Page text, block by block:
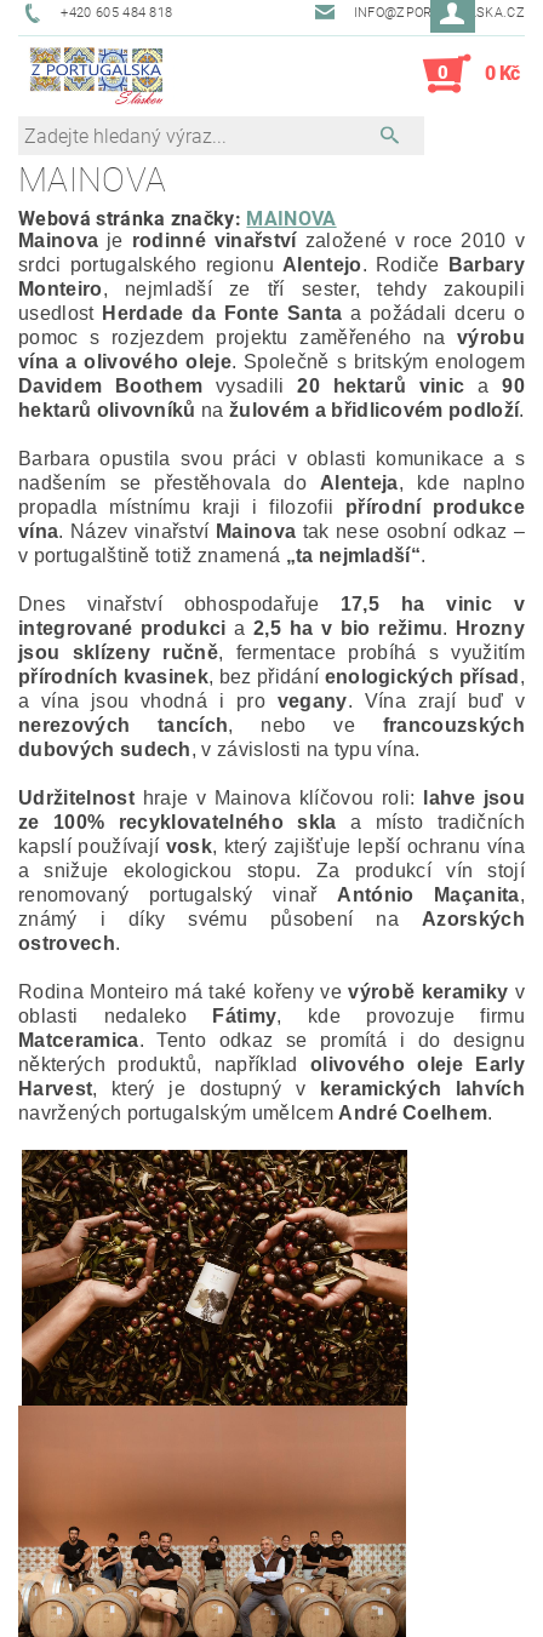
+420 605 484 818 INFO@ZPORTUGALSKA.CZ
0 0 Kč
MAINOVA
Webová stránka značky: MAINOVA
Mainova je rodinné vinařství založené v roce 2010 v
srdci portugalského regionu Alentejo. Rodiče
Barbary
Monteiro, nejmladší ze tří sester, tehdy zakoupili
usedlost Herdade da Fonte Santa a požádali dceru o
pomoc s rozjezdem projektu zaměřeného navýrobu
vína a olivového oleje. Společně s britským enologem
Davidem Boothem vysadili20 hektarů vinic a90
hektarů olivovníků nažulovém a břidlicovém podloží.
Barbara opustila svou práci v oblasti komunikace a s
nadšením se přestěhovala do Alenteja, kde naplno
propadla místnímu kraji i filozofii přírodní produkce
vína. Název vinařství Mainova tak nese osobní odkaz –
v portugalštině totiž znamená „ta nejmladší“.
Dnes vinařství obhospodařuje 17,5 ha vinic v
integrované produkci a2,5 ha v bio režimu.
Hrozny
jsou sklízeny ručně, fermentace probíhá s využitím
přírodních kvasinek, bez přidání enologických přísad ,
a vína jsou vhodná i pro vegany. Vína zrají buď v
nerezových tancích, nebo ve francouzských
dubových sudech, v závislosti na typu vína.
Udržitelnosthraje v Mainova klíčovou roli:
lahve jsou
ze 100% recyklovatelného skla a místo tradičních
kapslí používají vosk, který zajišťuje lepší ochranu vína
a snižuje ekologickou stopu. Za produkcí vín stojí
renomovaný portugalský vinař António Maçanita,
známý i díky svému působení na Azorských
ostrovech.
Rodina Monteiro má také kořeny vevýrobě keramiky v
oblasti nedaleko
Fátimy, kde provozuje firmu
Matceramica. Tento odkaz se promítá i do designu
některých produktů, například olivového oleje Early
Harvest, který je dostupný v
keramických lahvích
navržených portugalským umělcem André Coelhem.